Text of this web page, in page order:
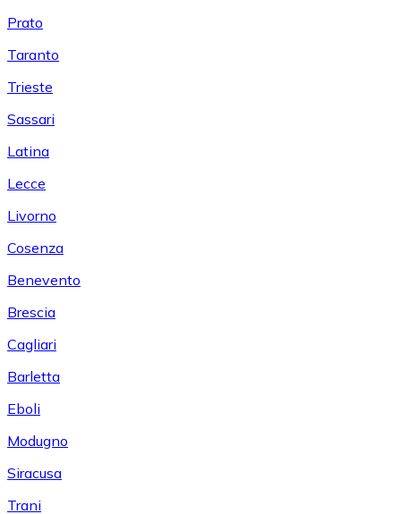
Prato
Taranto
Trieste
Sassari
Latina
Lecce
Livorno
Cosenza
Benevento
Brescia
Cagliari
Barletta
Eboli
Modugno
Siracusa
Trani